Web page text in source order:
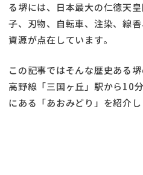
る堺には、日本最大の仁徳天
子、刃物、自転車、注染、線
資源が点在しています。
この記事ではそんな歴史ある
高野線「三国ヶ丘」駅から10
にある「あおみどり」を紹介し